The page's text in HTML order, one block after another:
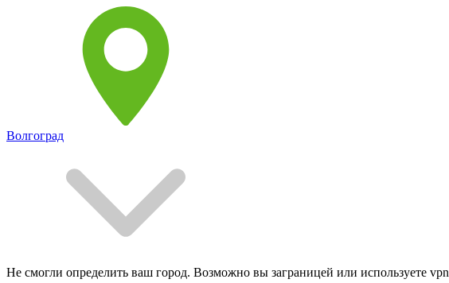
Волгоград
Не смогли определить ваш город. Возможно вы заграницей или используете vpn